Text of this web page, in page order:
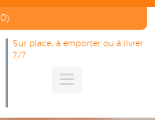
Sur place, à emporter ou à livrer
7/7